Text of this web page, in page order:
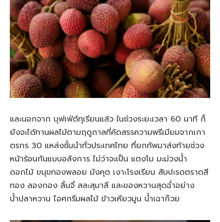
และนอกจาก บุฟเฟ่ต์ทุเรียนแล้ว ในช่วงระยะเวลา 60 นาที ก็
ยังจะได้ทานผลไม้ตามฤดูกาลที่คัดสรรความพรีเมียมจากเกา
ตรกร 30 แหล่งชั้นนำทั่วประเทศไทย ที่ยกทัพมาส่งท้ายช่วง
หน้าร้อนกันแบบอลังการ ไม่ว่าจะเป็น แตงโม มะม่วงน้ำ
ดอกไม้ ขนุขทองพลอย มังคุต เงาะโรงเรียน สับปะรดตราดสี
ทอง ลองกอง ลิ้นจี่ สละสุมาลี และของหวานสุดฉ่ำอย่าง
น้ำปลาหวาน ไอศกรีมผลไม้ ข้าวเหียวมูน น้ำเฉาก๊วย